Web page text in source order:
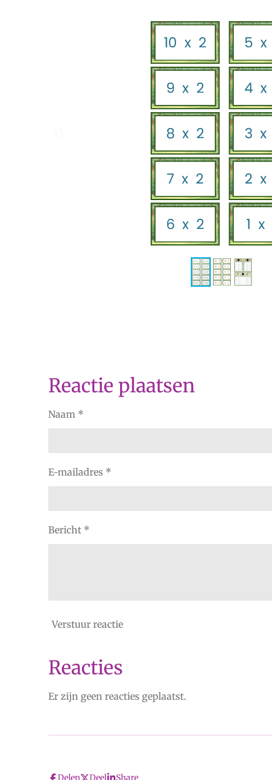
Reactie plaatsen
Naam *
E-mailadres *
Bericht *
Verstuur reactie
Reacties
Er zijn geen reacties geplaatst.
Delen Deel Share